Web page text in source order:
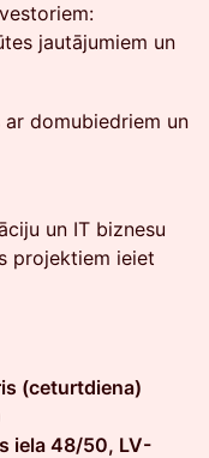
jautājumiem un
domubiedriem un
un IT biznesu
projektiem ieiet
(ceturtdiena)
iela 48/50, LV-